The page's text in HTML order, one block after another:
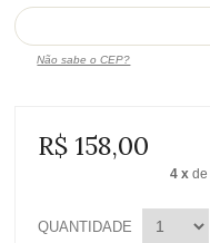
Não sabe o CEP?
R$ 158,00
4 x de
QUANTIDADE